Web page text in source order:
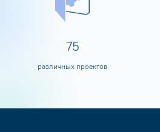
80
различных проектов